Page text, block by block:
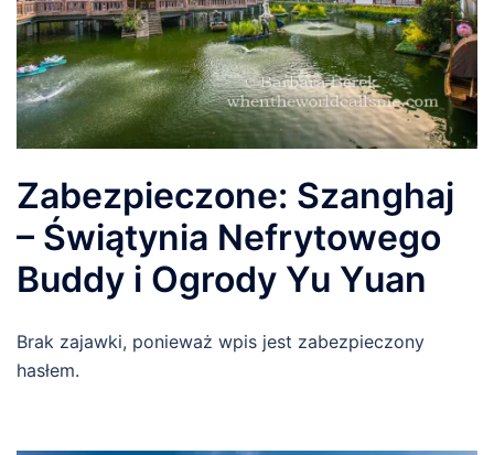
Zabezpieczone: Szanghaj
– Świątynia Nefrytowego
Buddy i Ogrody Yu Yuan
Brak zajawki, ponieważ wpis jest zabezpieczony
hasłem.